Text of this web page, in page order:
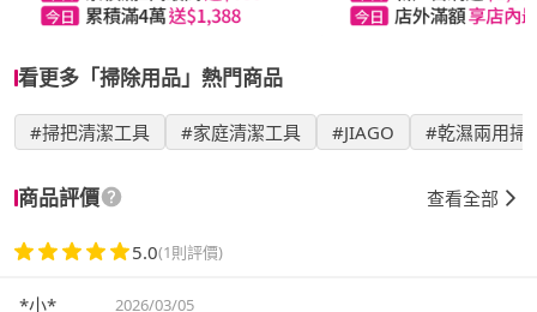
看更多「掃除用品」熱門商品
#掃把清潔工具 #家庭清潔工具 #JIAGO #乾濕兩用掃
商品評價 查看全部
5.0(1則評價)
*小* 2026/03/05